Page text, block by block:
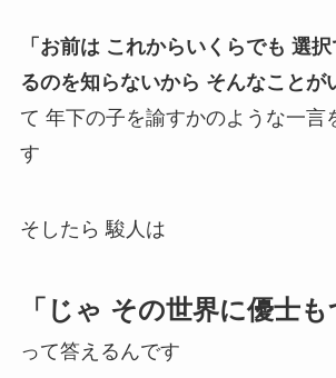
「お前は これからいくらでも 選
るのを知らないから そんなことが
て 年下の子を諭すかのような一言
す
そしたら 駿人は
「じゃ その世界に優士も
って答えるんです